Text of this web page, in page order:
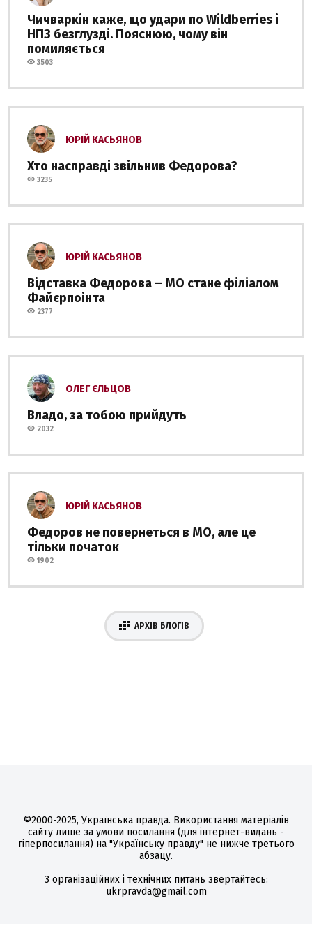
Чичваркін каже, що удари по Wildberries і
НПЗ безглузді. Пояснюю, чому він
помиляється
3503
ЮРІЙ КАСЬЯНОВ
Хто насправді звільнив Федорова?
3235
ЮРІЙ КАСЬЯНОВ
Відставка Федорова – МО стане філіалом
Файєрпоінта
2377
ОЛЕГ ЄЛЬЦОВ
Владо, за тобою прийдуть
2032
ЮРІЙ КАСЬЯНОВ
Федоров не повернеться в МО, але це
тільки початок
1902
АРХІВ БЛОГІВ
©2000-2025, Українська правда. Використання матеріалів
сайту лише за умови посилання (для інтернет-видань -
гіперпосилання) на "Українську правду" не нижче третього
абзацу.
З організаційних і технічних питань звертайтесь:
ukrpravda@gmail.com